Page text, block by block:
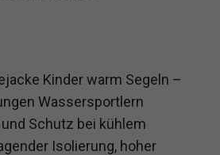
Kinder warm Segeln –
Wassersportlern
Schutz bei kühlem
Isolierung, hoher